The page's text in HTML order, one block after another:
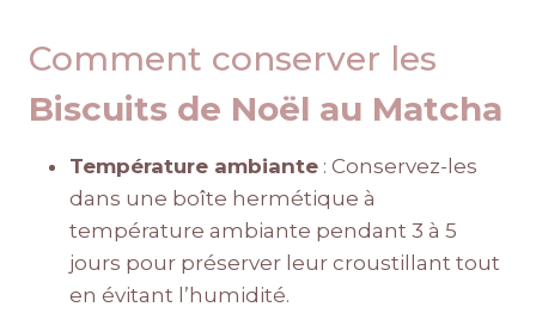
Comment conserver les
Biscuits de Noël au Matcha
Température ambiante : Conservez-les
dans une boîte hermétique à
température ambiante pendant 3 à 5
jours pour préserver leur croustillant tout
en évitant l’humidité.